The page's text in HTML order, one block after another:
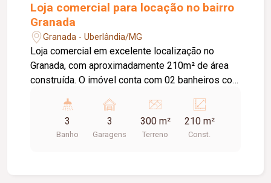
Loja comercial para locação no bairro
Granada
Granada - Uberlândia/MG
Loja comercial em excelente localização no
Granada, com aproximadamente 210m² de área
construída. O imóvel conta com 02 banheiros com
armário sob pia, depósito e área externa com
lavanderia, cozinha e 01 banheiro adicional.
Possui câmeras de segurança, 03 vagas de
3
Banho
3
Garagens
300 m²
Terreno
210 m²
Const.